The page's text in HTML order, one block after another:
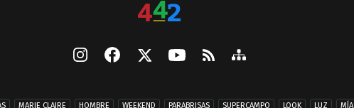
MARIE CLAIRE HOMBRE WEEKEND PARABRISAS SUPERCAMPO LOOK LUZ MÍA